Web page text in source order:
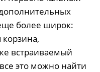
более широк:
корзина,
встраиваемый
это можно найти